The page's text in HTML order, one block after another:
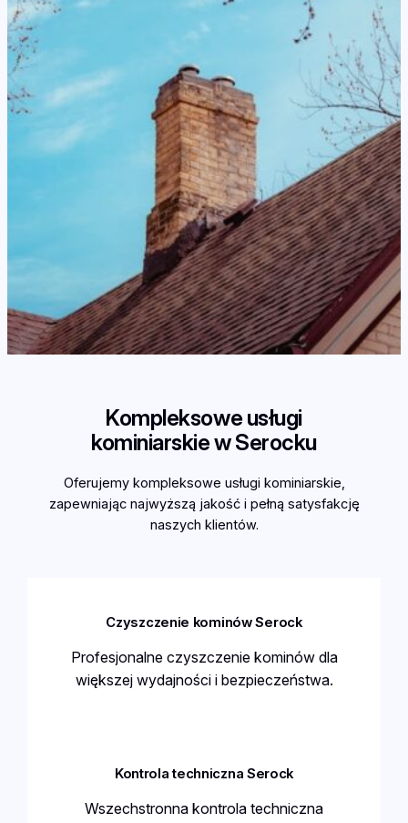
Kompleksowe usługi
kominiarskie w Serocku
Oferujemy kompleksowe usługi kominiarskie,
zapewniając najwyższą jakość i pełną satysfakcję
naszych klientów.
Czyszczenie kominów Serock
Profesjonalne czyszczenie kominów dla
większej wydajności i bezpieczeństwa.
Kontrola techniczna Serock
Wszechstronna kontrola techniczna